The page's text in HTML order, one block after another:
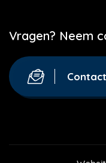
Vragen? Neem
Contact